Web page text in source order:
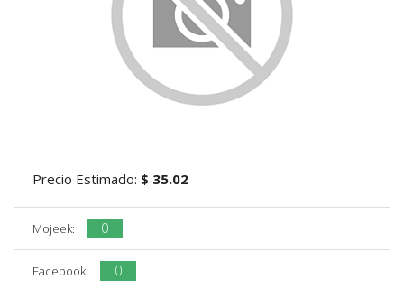
Precio Estimado: $ 35.02
Mojeek: 0
Facebook: 0